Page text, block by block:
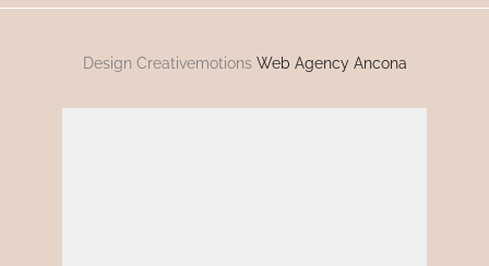
Design Creativemotions Web Agency Ancona